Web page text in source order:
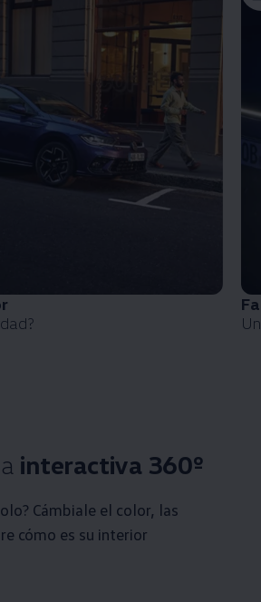
interactiva 360º
? Cámbiale el color, las
cómo es su interior